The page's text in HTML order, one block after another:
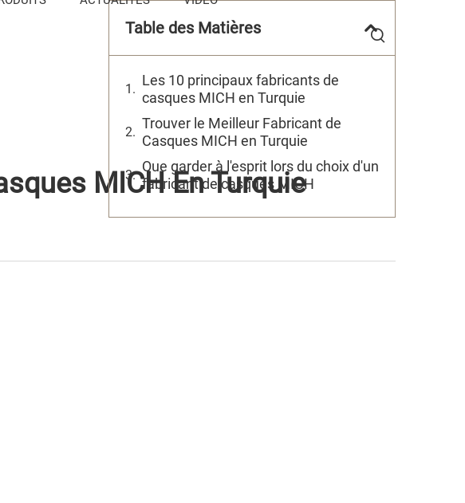
MICH En Turquie
Table des Matières
Les 10 principaux fabricants de
casques MICH en Turquie
Trouver le Meilleur Fabricant de
Casques MICH en Turquie
Que garder à l'esprit lors du choix d'un
fabricant de casques MICH